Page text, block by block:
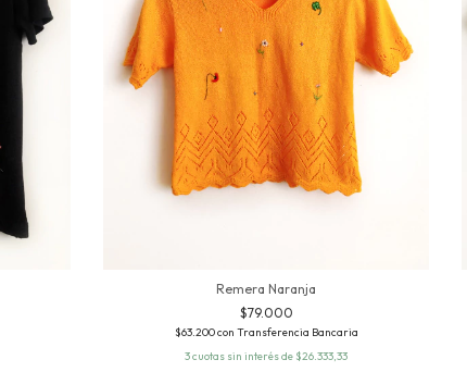
Remera Naranja
$79.000
$63.200con Transferencia Bancaria
3cuotas sin interés de $26.333,33